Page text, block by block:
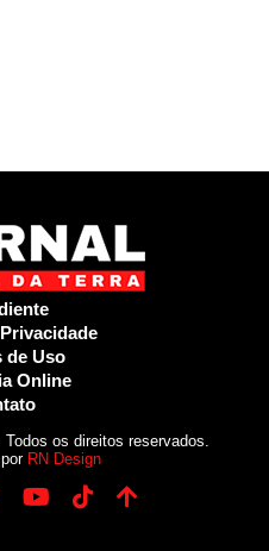
de Uso
Online
os direitos reservados.
RN Design